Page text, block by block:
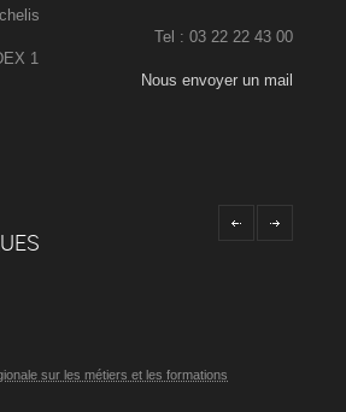
Tel : 03 22 22 43 00
1
Nous envoyer un mail
sur les métiers et les formations